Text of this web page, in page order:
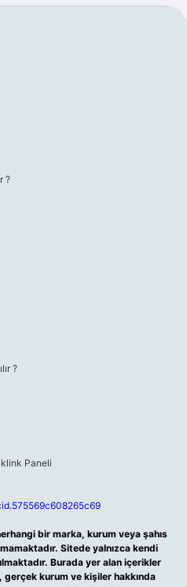
?
?
bir marka, kurum veya şahıs
Sitede yalnızca kendi
Burada yer alan içerikler
kurum ve kişiler hakkında